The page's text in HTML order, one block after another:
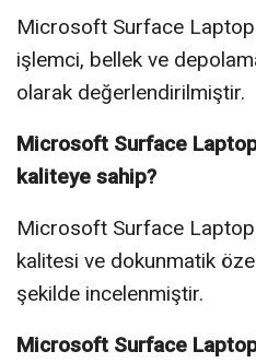
Microsoft Surface Laptop
işlemci, bellek ve
olarak değerlendirilmiştir.
Microsoft Surface Laptop
kaliteye sahip?
Microsoft Surface Laptop
kalitesi ve dokunmatik
şekilde incelenmiştir.
Microsoft Surface